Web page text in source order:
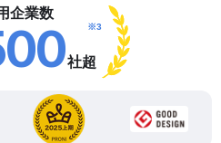
企業数
社超
※3